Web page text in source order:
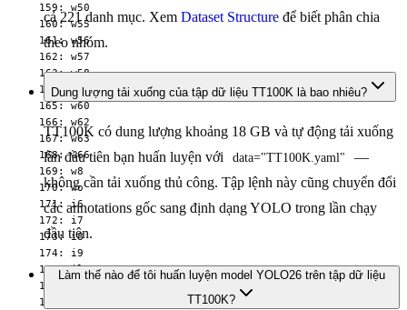
  159: w50
  160: w55
  161: w56
  162: w57
  163: w58
  164: w59
  165: w60
  166: w62
  167: w63
  168: w66
  169: w8
  170: wo
  171: i6
  172: i7
  173: i8
  174: i9
  175: ilx
  176: p29
  177: w29
cả 221 danh mục. Xem Dataset Structure để biết phân chia
theo nhóm.
Dung lượng tải xuống của tập dữ liệu TT100K là bao nhiêu?
TT100K có dung lượng khoảng 18 GB và tự động tải xuống
lần đầu tiên bạn huấn luyện với
data="TT100K.yaml"
—
không cần tải xuống thủ công. Tập lệnh này cũng chuyển đổi
các annotations gốc sang định dạng YOLO trong lần chạy
đầu tiên.
Làm thế nào để tôi huấn luyện model YOLO26 trên tập dữ liệu
TT100K?